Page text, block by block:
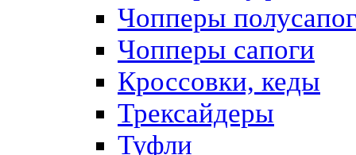
Чопперы
Чопперы сапоги
Кроссовки, кеды
Трексайдеры
Туфли